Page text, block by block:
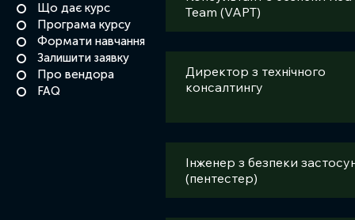
Що дає курс
Програма курсу
Формати навчання
Залишити заявку
Про вендора
FAQ
Team (VAPT)
Директор з технічного
консалтингу
Інженер з безпеки
(пентестер)